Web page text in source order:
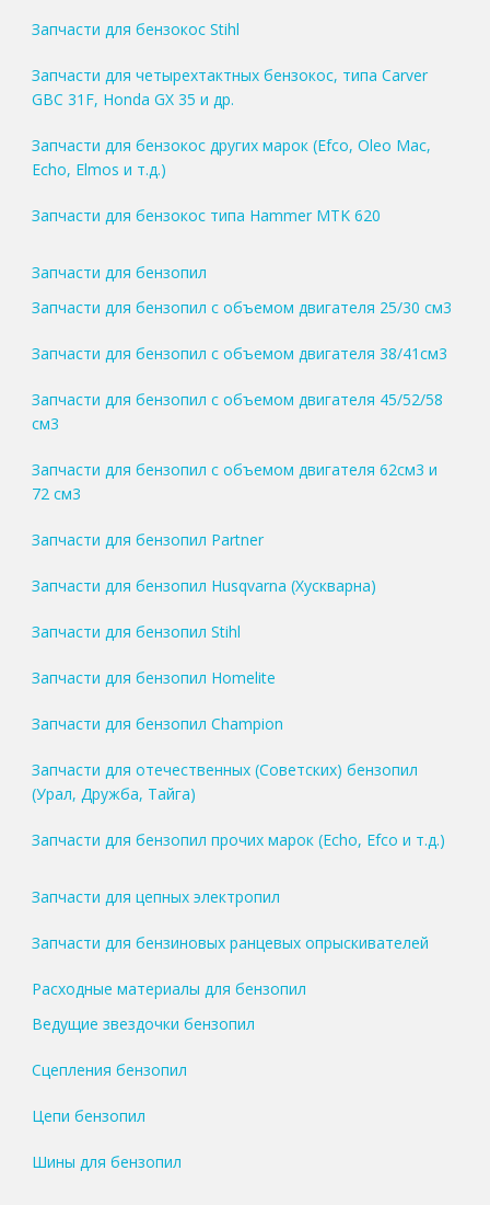
Запчасти для бензокос Stihl
Запчасти для четырехтактных бензокос, типа Carver
GBC 31F, Honda GX 35 и др.
Запчасти для бензокос других марок (Efco, Oleo Mac,
Echo, Elmos и т.д.)
Запчасти для бензокос типа Hammer MTK 620
Запчасти для бензопил
Запчасти для бензопил с объемом двигателя 25/30 см3
Запчасти для бензопил с объемом двигателя 38/41см3
Запчасти для бензопил с объемом двигателя 45/52/58
см3
Запчасти для бензопил с объемом двигателя 62см3 и
72 см3
Запчасти для бензопил Partner
Запчасти для бензопил Husqvarna (Хускварна)
Запчасти для бензопил Stihl
Запчасти для бензопил Homelite
Запчасти для бензопил Champion
Запчасти для отечественных (Советских) бензопил
(Урал, Дружба, Тайга)
Запчасти для бензопил прочих марок (Echo, Efco и т.д.)
Запчасти для цепных электропил
Запчасти для бензиновых ранцевых опрыскивателей
Расходные материалы для бензопил
Ведущие звездочки бензопил
Сцепления бензопил
Цепи бензопил
Шины для бензопил